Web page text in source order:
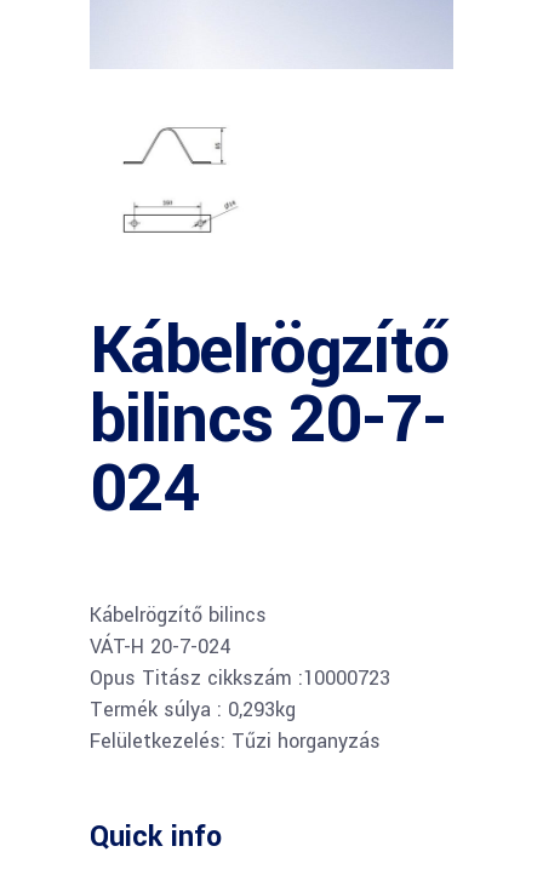
Kábelrögzítő
bilincs 20-7-
024
Kábelrögzítő bilincs
VÁT-H 20-7-024
Opus Titász cikkszám :10000723
Termék súlya : 0,293kg
Felületkezelés: Tűzi horganyzás
Quick info